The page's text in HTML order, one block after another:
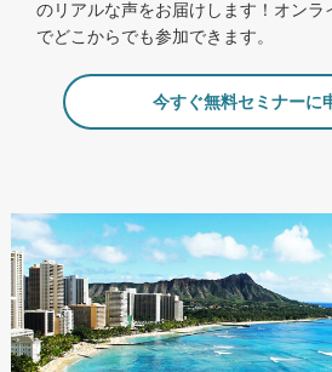
のリアルな声をお届けします！オンラ
でどこからでも参加できます。
今すぐ無料セミナーに